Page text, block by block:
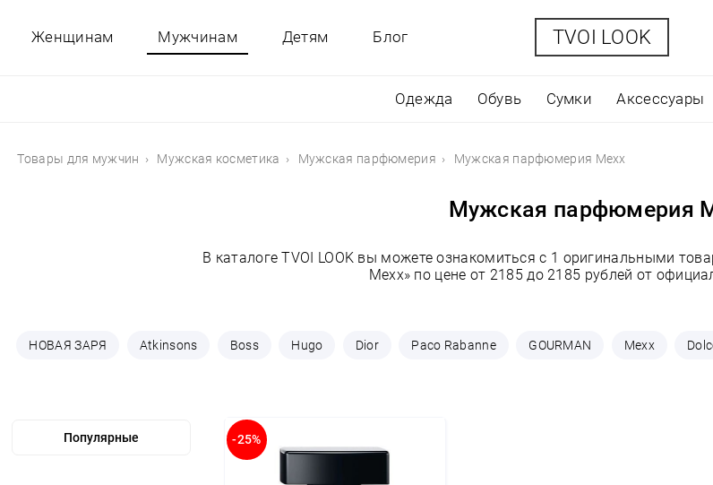
Женщинам Мужчинам
Одежда Обувь Сумки Аксессуары
Детям Блог TVOI LOOK
Товары для мужчин Мужская косметика Мужская парфюмерия Мужская парфюмерия Mexx
Мужская парфюмерия
В каталоге TVOI LOOK вы можете ознакомиться с 1 оригинальными
Mexx» по цене от 2185 до 2185 рублей от
НОВАЯ ЗАРЯ Atkinsons Boss Hugo Dior Paco Rabanne GOURMAN Mexx
-25%